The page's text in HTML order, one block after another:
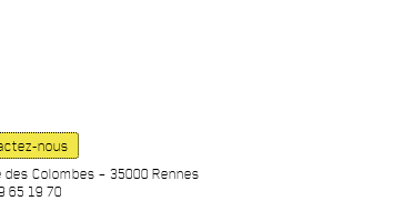
nous
des Colombes – 35000 Rennes
65 19 70